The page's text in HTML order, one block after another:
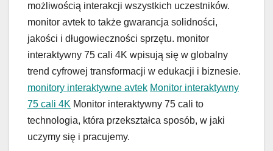
możliwością interakcji wszystkich uczestników.
monitor avtek to także gwarancja solidności,
jakości i długowieczności sprzętu. monitor
interaktywny 75 cali 4K wpisują się w globalny
trend cyfrowej transformacji w edukacji i biznesie.
monitory interaktywne avtek Monitor interaktywny
75 cali 4K Monitor interaktywny 75 cali to
technologia, która przekształca sposób, w jaki
uczymy się i pracujemy.